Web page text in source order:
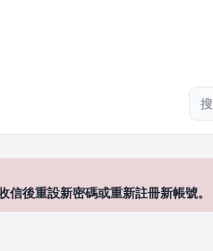
後重設新密碼或重新註冊新帳號。